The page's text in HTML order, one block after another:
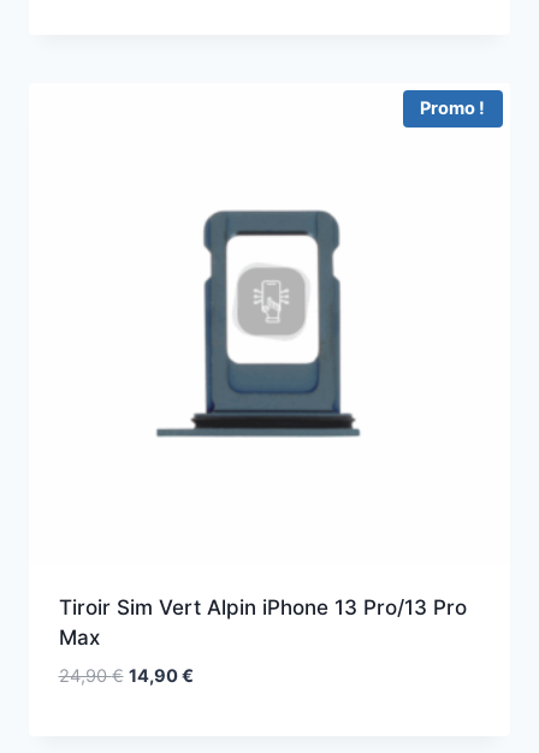
Promo !
Tiroir Sim Vert Alpin iPhone 13 Pro/13 Pro
Max
24,90€ 14,90€